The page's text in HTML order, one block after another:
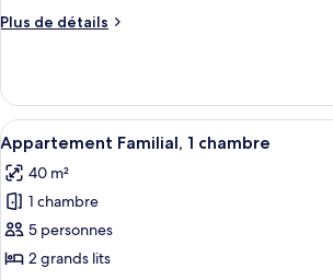
chambre :
Plus de détails
Plus
le
type
de
chambre
Studio
exécutif
Afficher
toutes
les
photos
pour
ce
Cafetière/
5
Appartement Familial, 1 chambre
40 m²
1 chambre
5 personnes
2 grands lits